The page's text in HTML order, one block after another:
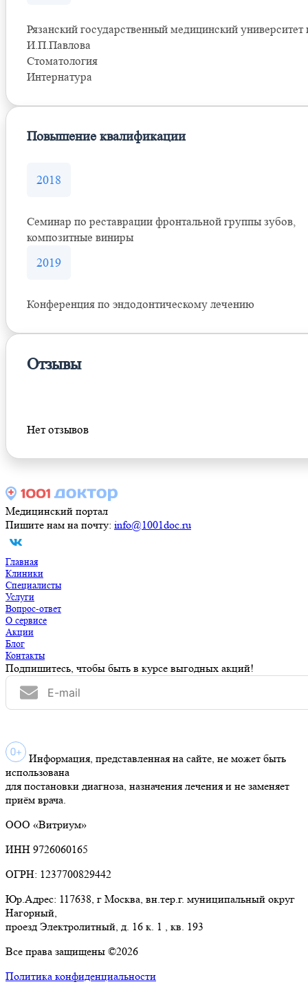
Рязанский государственный медицинский университет
И.П.Павлова
Стоматология
Интернатура
Повышение квалификации
2018
Семинар по реставрации фронтальной группы зубов,
композитные виниры
2019
Конференция по эндодонтическому лечению
Отзывы
Нет отзывов
Медицинский портал
Пишите нам на почту: info@1001doc.ru
Главная
Клиники
Специалисты
Услуги
Вопрос-ответ
О сервисе
Акции
Блог
Контакты
Подпишитесь, чтобы быть в курсе выгодных акций!
Информация, представленная на сайте, не может быть
использована
для постановки диагноза, назначения лечения и не заменяет
приём врача.
ООО «Витриум»
ИНН 9726060165
ОГРН: 1237700829442
Юр.Адрес: 117638, г Москва, вн.тер.г. муниципальный округ
Нагорный,
проезд Электролитный, д. 16 к. 1 , кв. 193
Все права защищены ©2026
Политика конфиденциальности